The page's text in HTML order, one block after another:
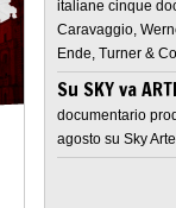
italiane cinque
Caravaggio,
Ende, Turner &
Su SKY va
documentario
agosto su Sky Arte